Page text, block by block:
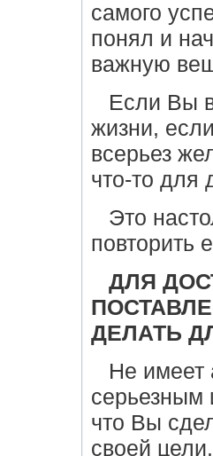
самого
понял и
важную
Если Вы
жизни,
всерьез
что-то
Это
повторить
ДЛЯ
ДЕЛАТЬ
Не имеет
серьезным
что Вы
своей